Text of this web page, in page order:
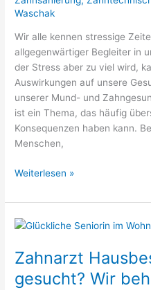
Waschak
Wir alle kennen stressige
allgegenwärtiger Begleiter in
der Stress aber zu viel wird,
Auswirkungen auf unsere
unserer Mund- und
ist ein Thema, das häufig
Konsequenzen haben kann.
Menschen,
Weiterlesen »
Zahnarzt
gesucht? Wir
Zahnarzt
Wien
Wir